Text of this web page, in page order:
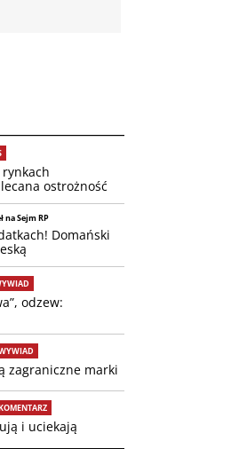
rynkach
ostrożność
na Sejm RP
Domański
odzew:
zagraniczne marki
i uciekają